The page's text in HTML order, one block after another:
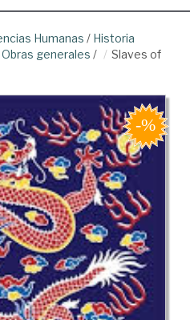
Humanas / Historia
Obras generales /
Slaves of